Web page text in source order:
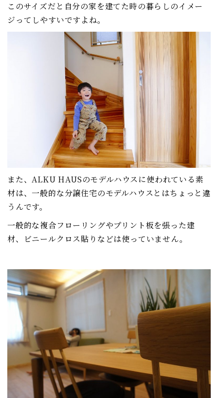
このサイズだと自分の家を建てた時の暮らしのイメー
ジってしやすいですよね。
また、ALKU HAUSのモデルハウスに使われている素
材は、一般的な分譲住宅のモデルハウスとはちょっと違
うんです。
一般的な複合フローリングやプリント板を張った建
材、ビニールクロス貼りなどは使っていません。